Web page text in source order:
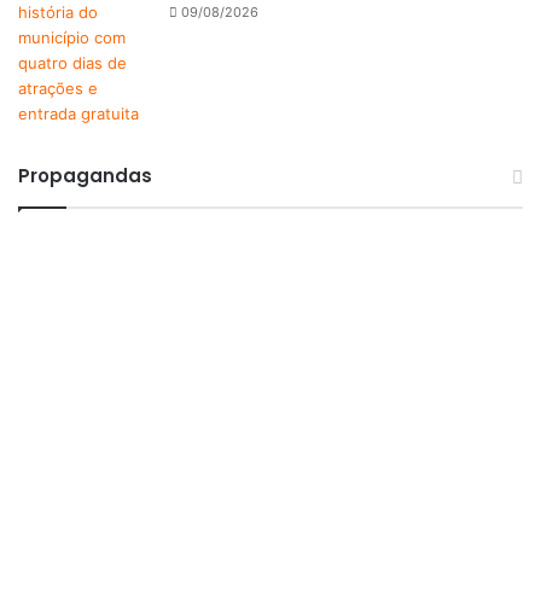
09/08/2026
Propagandas